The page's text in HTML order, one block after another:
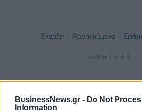
BusinessNews.gr - Do Not
Information
Έναρξη Προηγούμενο
Σελίδα 1 από 3